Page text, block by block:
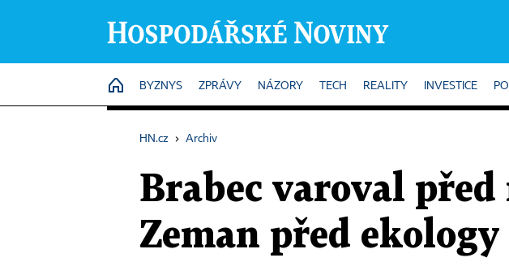
HOME
BYZNYS ZPRÁVY NÁZORY TECH REALITY INVESTICE
HN.cz › Archiv
Brabec varoval před
Zeman před ekology